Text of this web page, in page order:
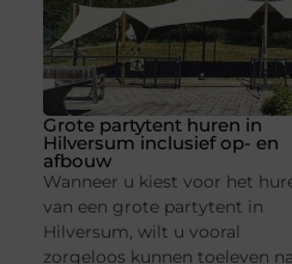
Grote partytent huren in
Hilversum inclusief op- en
afbouw
Wanneer u kiest voor het
van een grote partytent in
Hilversum, wilt u vooral
zorgeloos kunnen toeleven